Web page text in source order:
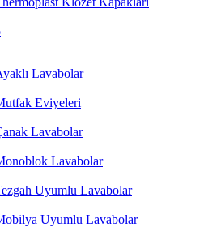
Lavabolar
Eviyeleri
Lavabolar
Lavabolar
Uyumlu Lavabolar
Uyumlu Lavabolar